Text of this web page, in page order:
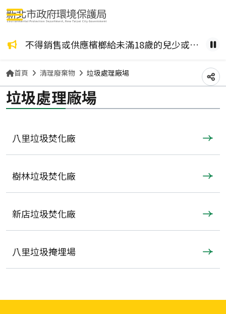
咖啡檳榔、檳榔糖葫蘆？ 檳榔不管加了什麼風味，都是致癌物！請拒絕嚼食。 不得銷售或供應檳榔給未滿18歲的兒少或孕婦。 健暫
選單按鈕
首頁 清理廢棄物 垃圾處理廠場
分
垃圾處理廠場
八里垃圾焚化廠
樹林垃圾焚化廠
新店垃圾焚化廠
八里垃圾掩埋場